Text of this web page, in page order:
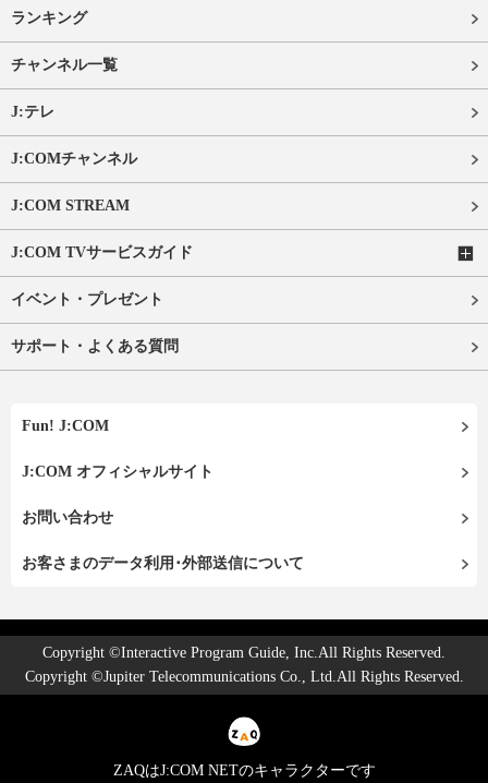
ランキング
チャンネル一覧
J:テレ
J:COMチャンネル
J:COM STREAM
J:COM TVサービスガイド
イベント・プレゼント
サポート・よくある質問
Fun! J:COM
J:COM オフィシャルサイト
お問い合わせ
お客さまのデータ利用･外部送信について
Copyright ©Interactive Program Guide, Inc.All Rights Reserved.
Copyright ©Jupiter Telecommunications Co., Ltd.All Rights Reserved.
ZAQはJ:COM NETのキャラクターです